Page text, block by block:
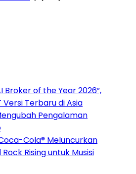
Broker of the Year 2026”,
Terbaru di Asia
Pengalaman
Cola® Meluncurkan
Rising untuk Musisi